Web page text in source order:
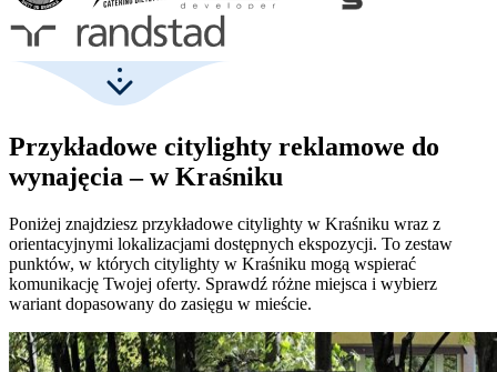
Przykładowe citylighty reklamowe do
wynajęcia – w Kraśniku
Poniżej znajdziesz przykładowe citylighty w Kraśniku wraz z
orientacyjnymi lokalizacjami dostępnych ekspozycji. To zestaw
punktów, w których citylighty w Kraśniku mogą wspierać
komunikację Twojej oferty. Sprawdź różne miejsca i wybierz
wariant dopasowany do zasięgu w mieście.